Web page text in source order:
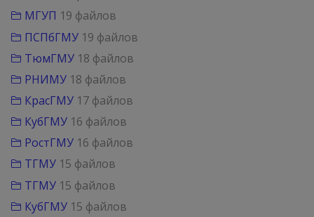
МГУП 19 файлов
ПСПбГМУ 19 файлов
ТюмГМУ 18 файлов
РНИМУ 18 файлов
КрасГМУ 17 файлов
КубГМУ 16 файлов
РостГМУ 16 файлов
ТГМУ 15 файлов
ТГМУ 15 файлов
КубГМУ 15 файлов